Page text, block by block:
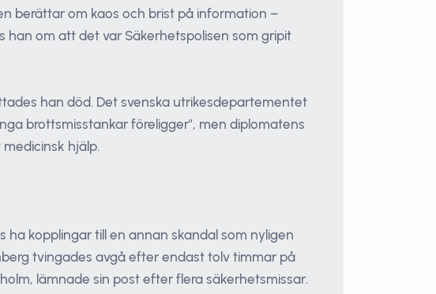
berättar om kaos och brist på information –
om att det var Säkerhetspolisen som gripit
han död. Det svenska utrikesdepartementet
brottsmisstankar föreligger", men diplomatens
hjälp.
ha kopplingar till en annan skandal som nyligen
tvingades avgå efter endast tolv timmar på
lämnade sin post efter flera säkerhetsmissar.